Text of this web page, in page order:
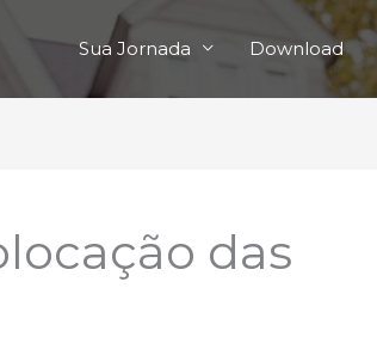
Sua Jornada Download
das